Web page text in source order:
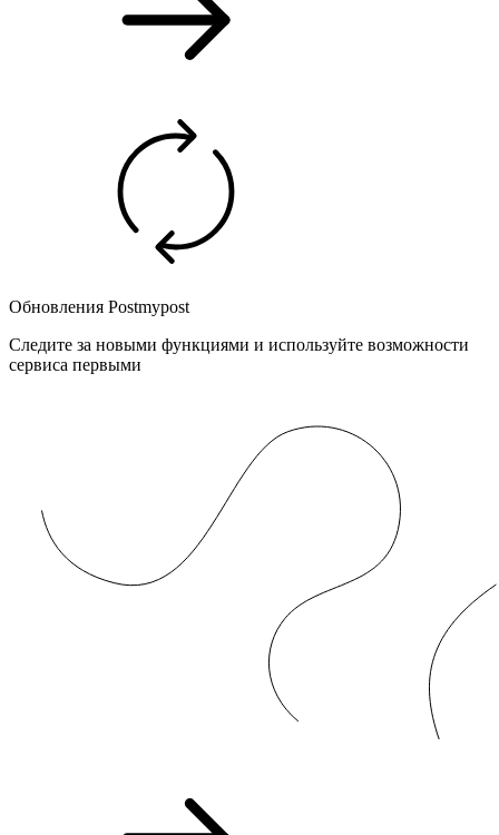
Обновления Postmypost
Следите за новыми функциями и используйте возможности
сервиса первыми